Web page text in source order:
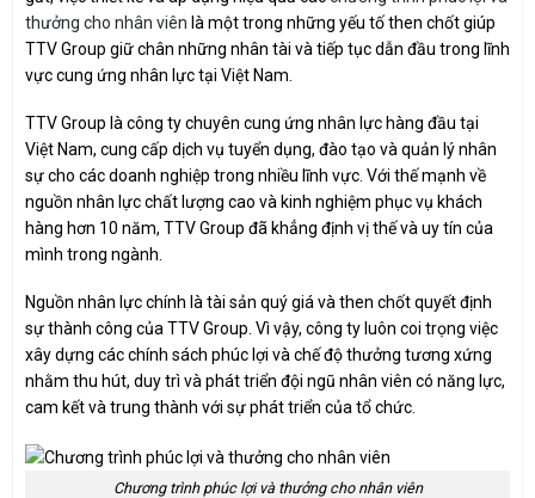
thưởng cho nhân viên là một trong những yếu tố then chốt giúp
TTV Group giữ chân những nhân tài và tiếp tục dẫn đầu trong lĩnh
vực cung ứng nhân lực tại Việt Nam.
TTV Group là công ty chuyên cung ứng nhân lực hàng đầu tại
Việt Nam, cung cấp dịch vụ tuyển dụng, đào tạo và quản lý nhân
sự cho các doanh nghiệp trong nhiều lĩnh vực. Với thế mạnh về
nguồn nhân lực chất lượng cao và kinh nghiệm phục vụ khách
hàng hơn 10 năm, TTV Group đã khẳng định vị thế và uy tín của
mình trong ngành.
Nguồn nhân lực chính là tài sản quý giá và then chốt quyết định
sự thành công của TTV Group. Vì vậy, công ty luôn coi trọng việc
xây dựng các chính sách phúc lợi và chế độ thưởng tương xứng
nhằm thu hút, duy trì và phát triển đội ngũ nhân viên có năng lực,
cam kết và trung thành với sự phát triển của tổ chức.
Chương trình phúc lợi và thưởng cho nhân viên